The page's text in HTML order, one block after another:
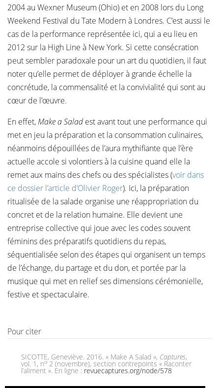
2004 au Wexner Museum (Ohio) et en 2008 lors du Long
Weekend Festival du Tate Modern à Londres. C’est aussi le
cas de la performance représentée ici, qui a eu lieu en
2012 sur la High Line à New York. Si cette consécration
peut sembler paradoxale pour un art du quotidien, il faut
noter qu’elle permet de déployer à grande échelle la
concrétude, la commensalité et la convivialité qui sont au
cœur de l’œuvre.
En effet, Make a Saladest avant tout une performance qui
met en jeu la préparation et la consommation culinaires,
néanmoins dépouillées de l’aura mythifiante que l’ère
actuelle accole si volontiers à la cuisine quand elle la
remet aux mains des chefs ou des spécialistes (voir dans
ce dossier l’article d’Olivier Roger). Ici, la préparation
ritualisée de la salade organise une réappropriation du
concret et de la relation humaine. Elle devient une
entreprise collective qui joue avec les codes souvent
féminins des préparatifs quotidiens du repas,
séquentialisée selon des étapes qui organisent un temps
de l’échange, du partage et du don, et portée par la
musique qui met en relief ses dimensions cérémonielle,
festive et spectaculaire.
Pour citer
SICOTTE, Geneviève. 2016. « Make A Salad », Captures,
vol. 1, no2 (novembre), section contrepoints « Raconter
l’aliment ». En ligne : revuecaptures.org/node/578